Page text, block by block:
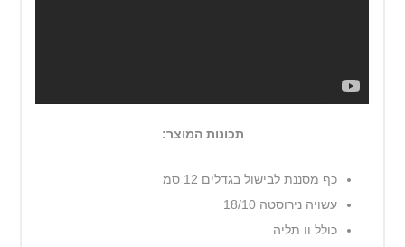
תכונות המוצר:
כף מסננת לבישול בגדלים 12 סמ
עשויה נירוסטה 18/10
כולל וו תליה